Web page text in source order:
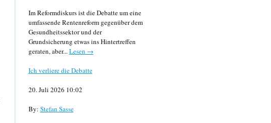
Im Reformdiskurs ist die Debatte um eine
umfassende Rentenreform gegenüber dem
Gesundheitssektor und der
Grundsicherung etwas ins Hintertreffen
geraten, aber...Lesen →
Ich verliere die Debatte
20. Juli 2026 10:02
By: Stefan Sasse